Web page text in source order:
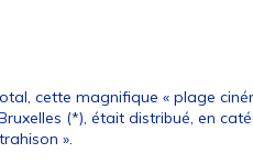
cette magnifique « plage
(*), était distribué, en
».